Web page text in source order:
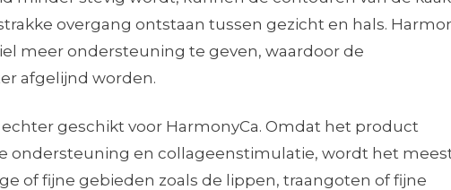
overgang ontstaan tussen gezicht en hals.
meer ondersteuning te geven, waardoor de
afgelijnd worden.
geschikt voor HarmonyCa. Omdat het product
ondersteuning en collageenstimulatie, wordt het
of fijne gebieden zoals de lippen, traangoten of fijne